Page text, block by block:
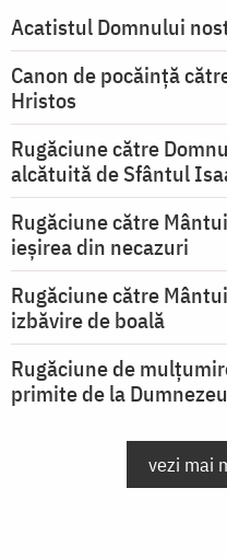
Acatistul Domnului
Canon de pocăință
Hristos
Rugăciune către
alcătuită de Sfântul
Rugăciune către
ieşirea din necazuri
Rugăciune către
izbăvire de boală
Rugăciune de
primite de la Dumnezeu
vezi mai